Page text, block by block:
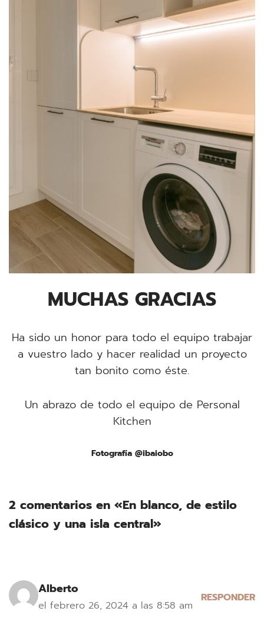
MUCHAS GRACIAS
Ha sido un honor para todo el equipo trabajar
a vuestro lado y hacer realidad un proyecto
tan bonito como éste.
Un abrazo de todo el equipo de Personal
Kitchen
Fotografía @ibaiobo
2 comentarios en «En blanco, de estilo
clásico y una isla central»
Alberto
el febrero 26, 2024 a las 8:58 am
RESPONDER